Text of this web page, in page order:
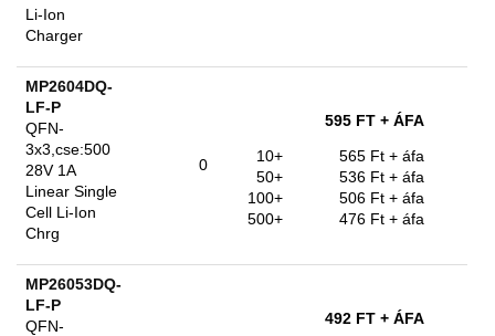
Li-Ion
Charger
MP2604DQ-
LF-P
QFN-
3x3,cse:500
28V 1A
Linear Single
Cell Li-Ion
Chrg
0
595 FT + ÁFA
10+
565 Ft + áfa
50+
536 Ft + áfa
100+
506 Ft + áfa
500+
476 Ft + áfa
MP26053DQ-
LF-P
QFN-
492 FT + ÁFA